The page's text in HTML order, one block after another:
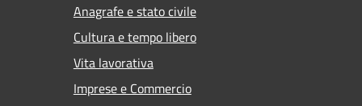
Anagrafe e stato civile
Cultura e tempo libero
Vita lavorativa
Imprese e Commercio